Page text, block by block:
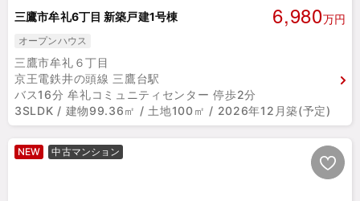
三鷹市牟礼6丁目 新築戸建1号棟 6,980万円
オープンハウス
三鷹市牟礼６丁目
京王電鉄井の頭線 三鷹台駅
バス16分 牟礼コミュニティセンター 停歩2分
3SLDK / 建物99.36㎡ / 土地100㎡ / 2026年12月築(予定)
NEW 中古マンション